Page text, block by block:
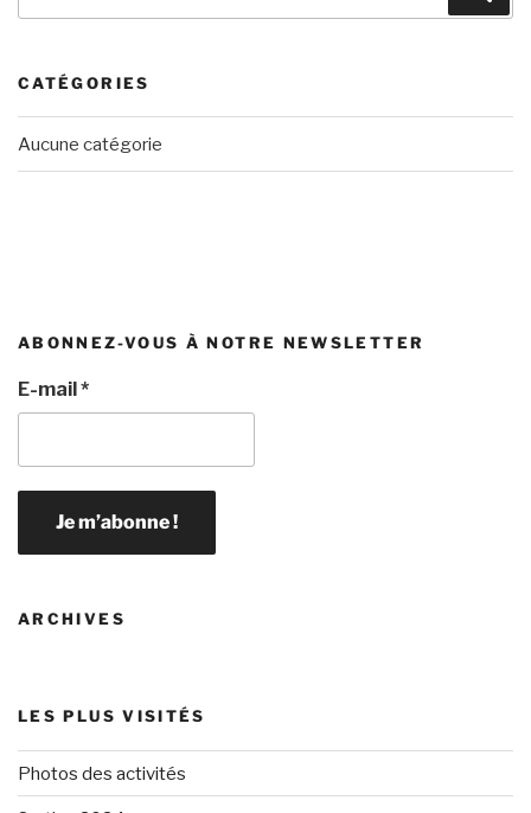
CATÉGORIES
Aucune catégorie
ABONNEZ-VOUS À NOTRE NEWSLETTER
E-mail*
ARCHIVES
LES PLUS VISITÉS
Photos des activités